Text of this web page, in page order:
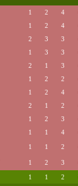
1 2 4
1 2 4
2 3 3
1 3 3
2 1 3
1 2 2
1 2 4
2 1 2
1 2 3
1 1 4
1 1 2
1 2 3
1 1 2